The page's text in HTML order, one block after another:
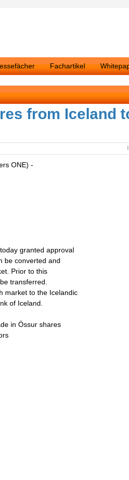
Fachartikel
from Iceland
ONE) -
granted approval
be converted and
Prior to this
transferred.
market to the Icelandic
of Iceland.
in Össur shares